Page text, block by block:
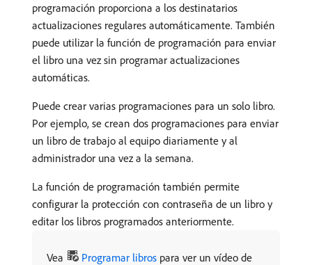
programación proporciona a los destinatarios
actualizaciones regulares automáticamente. También
puede utilizar la función de programación para enviar
el libro una vez sin programar actualizaciones
automáticas.
Puede crear varias programaciones para un solo libro.
Por ejemplo, se crean dos programaciones para enviar
un libro de trabajo al equipo diariamente y al
administrador una vez a la semana.
La función de programación también permite
configurar la protección con contraseña de un libro y
editar los libros programados anteriormente.
Vea Programar libros para ver un vídeo de